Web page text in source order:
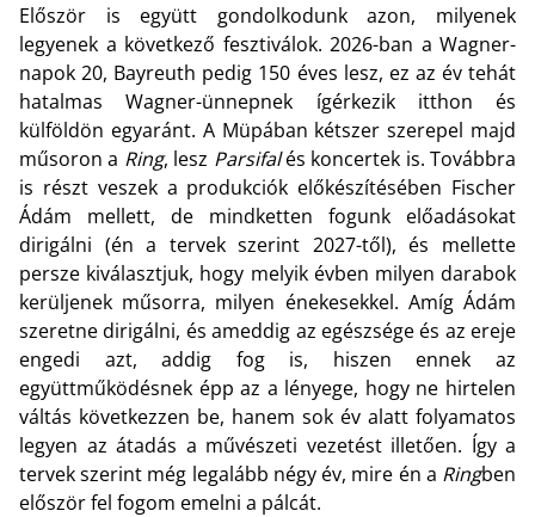
Először is együtt gondolkodunk azon, milyenek
legyenek a következő fesztiválok. 2026-ban a Wagner-
napok 20, Bayreuth pedig 150 éves lesz, ez az év tehát
hatalmas Wagner-ünnepnek ígérkezik itthon és
külföldön egyaránt. A Müpában kétszer szerepel majd
műsoron a Ring, lesz Parsifalés koncertek is. Továbbra
is részt veszek a produkciók előkészítésében Fischer
Ádám mellett, de mindketten fogunk előadásokat
dirigálni (én a tervek szerint 2027-től), és mellette
persze kiválasztjuk, hogy melyik évben milyen darabok
kerüljenek műsorra, milyen énekesekkel. Amíg Ádám
szeretne dirigálni, és ameddig az egészsége és az ereje
engedi azt, addig fog is, hiszen ennek az
együttműködésnek épp az a lényege, hogy ne hirtelen
váltás következzen be, hanem sok év alatt folyamatos
legyen az átadás a művészeti vezetést illetően. Így a
tervek szerint még legalább négy év, mire én a Ringben
először fel fogom emelni a pálcát.